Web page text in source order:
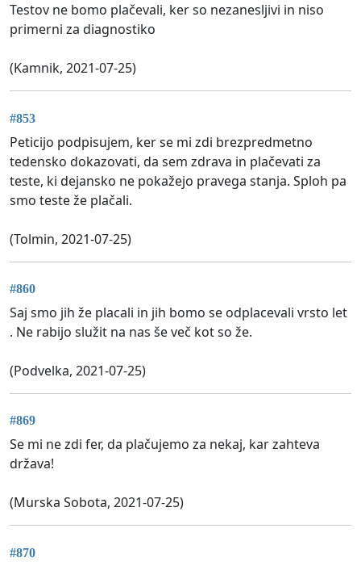
Testov ne bomo plačevali, ker so nezanesljivi in niso
primerni za diagnostiko
(Kamnik, 2021-07-25)
#853
Peticijo podpisujem, ker se mi zdi brezpredmetno
tedensko dokazovati, da sem zdrava in plačevati za
teste, ki dejansko ne pokažejo pravega stanja. Sploh pa
smo teste že plačali.
(Tolmin, 2021-07-25)
#860
Saj smo jih že placali in jih bomo se odplacevali vrsto let
. Ne rabijo služit na nas še več kot so že.
(Podvelka, 2021-07-25)
#869
Se mi ne zdi fer, da plačujemo za nekaj, kar zahteva
država!
(Murska Sobota, 2021-07-25)
#870